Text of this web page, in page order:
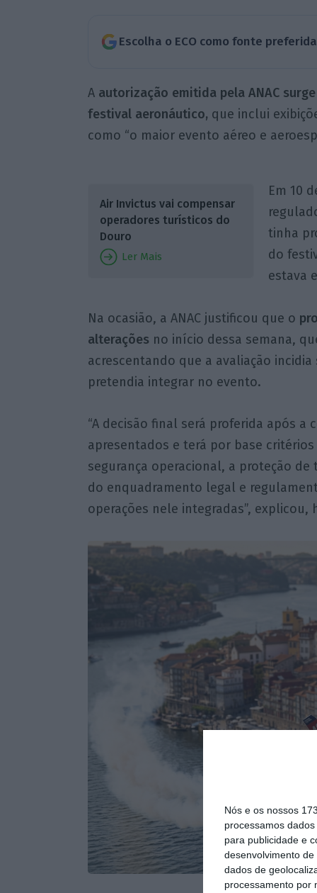
Nós e os nossos
processamos
para publicidade e
desenvolvimento de
dados de
processamento por
Escolha o ECO como fonte
A autorização emitida pela ANAC
festival aeronáutico, que inclui
como “o maior evento aéreo e
Air Invictus vai compensar
operadores turísticos do
Douro
Ler Mais
Em 10
tinha
do
estava
Na ocasião, a ANAC justificou que o
alterações no início dessa semana,
acrescentando que a avaliação
pretendia integrar no evento.
“A decisão final será proferida após
apresentados e terá por base
segurança operacional, a proteção
do enquadramento legal e
operações nele integradas”, explicou,